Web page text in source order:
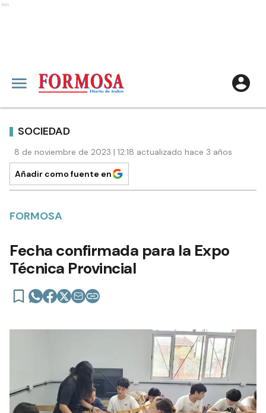
Ads
SOCIEDAD
8 de noviembre de 2023 | 12:18 actualizado hace 3 años
Añadir como fuente en
FORMOSA
Fecha confirmada para la Expo
Técnica Provincial